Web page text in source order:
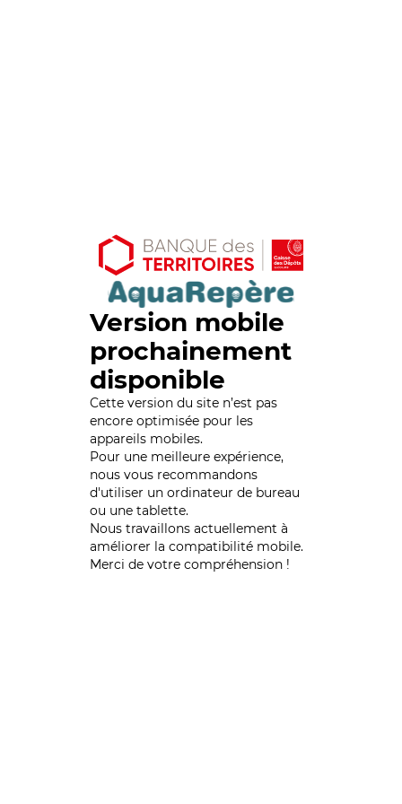
Version mobile
prochainement
disponible
Cette version du site n’est pas
encore optimisée pour les
appareils mobiles.
Pour une meilleure expérience,
nous vous recommandons
d'utiliser un ordinateur de bureau
ou une tablette.
Nous travaillons actuellement à
améliorer la compatibilité mobile.
Merci de votre compréhension !